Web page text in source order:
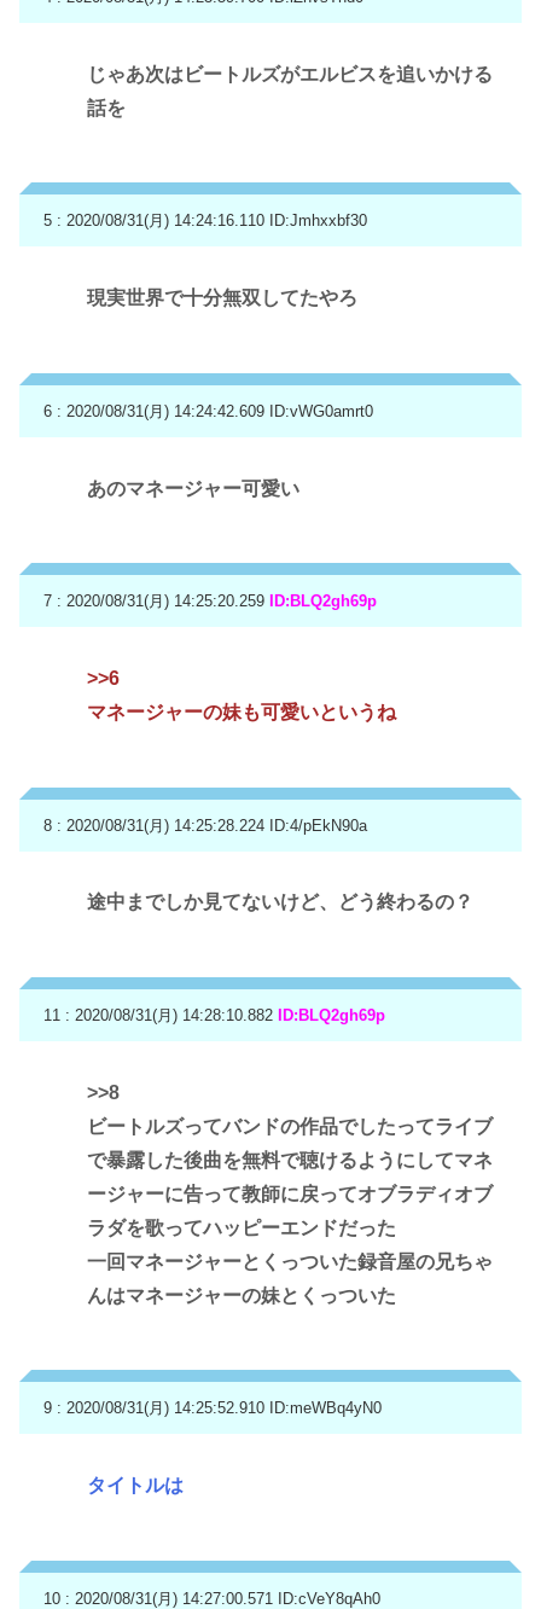
じゃあ次はビートルズがエルビスを追いかける
話を
5 : 2020/08/31(月) 14:24:16.110 ID:Jmhxxbf30
現実世界で十分無双してたやろ
6 : 2020/08/31(月) 14:24:42.609 ID:vWG0amrt0
あのマネージャー可愛い
7 : 2020/08/31(月) 14:25:20.259 ID:BLQ2gh69p
>>6
マネージャーの妹も可愛いというね
8 : 2020/08/31(月) 14:25:28.224 ID:4/pEkN90a
途中までしか見てないけど、どう終わるの？
11 : 2020/08/31(月) 14:28:10.882 ID:BLQ2gh69p
>>8
ビートルズってバンドの作品でしたってライブ
で暴露した後曲を無料で聴けるようにしてマネ
ージャーに告って教師に戻ってオブラディオブ
ラダを歌ってハッピーエンドだった
一回マネージャーとくっついた録音屋の兄ちゃ
んはマネージャーの妹とくっついた
9 : 2020/08/31(月) 14:25:52.910 ID:meWBq4yN0
タイトルは
10 : 2020/08/31(月) 14:27:00.571 ID:cVeY8qAh0